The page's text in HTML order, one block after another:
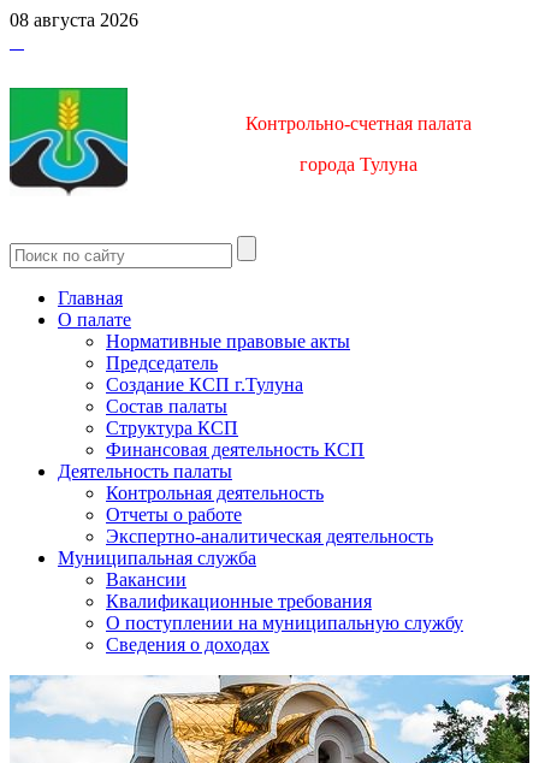
08 августа 2026
Контрольно-счетная палата
города Тулуна
Главная
О палате
Нормативные правовые акты
Председатель
Создание КСП г.Тулуна
Состав палаты
Структура КСП
Финансовая деятельность КСП
Деятельность палаты
Контрольная деятельность
Отчеты о работе
Экспертно-аналитическая деятельность
Муниципальная служба
Вакансии
Квалификационные требования
О поступлении на муниципальную службу
Сведения о доходах